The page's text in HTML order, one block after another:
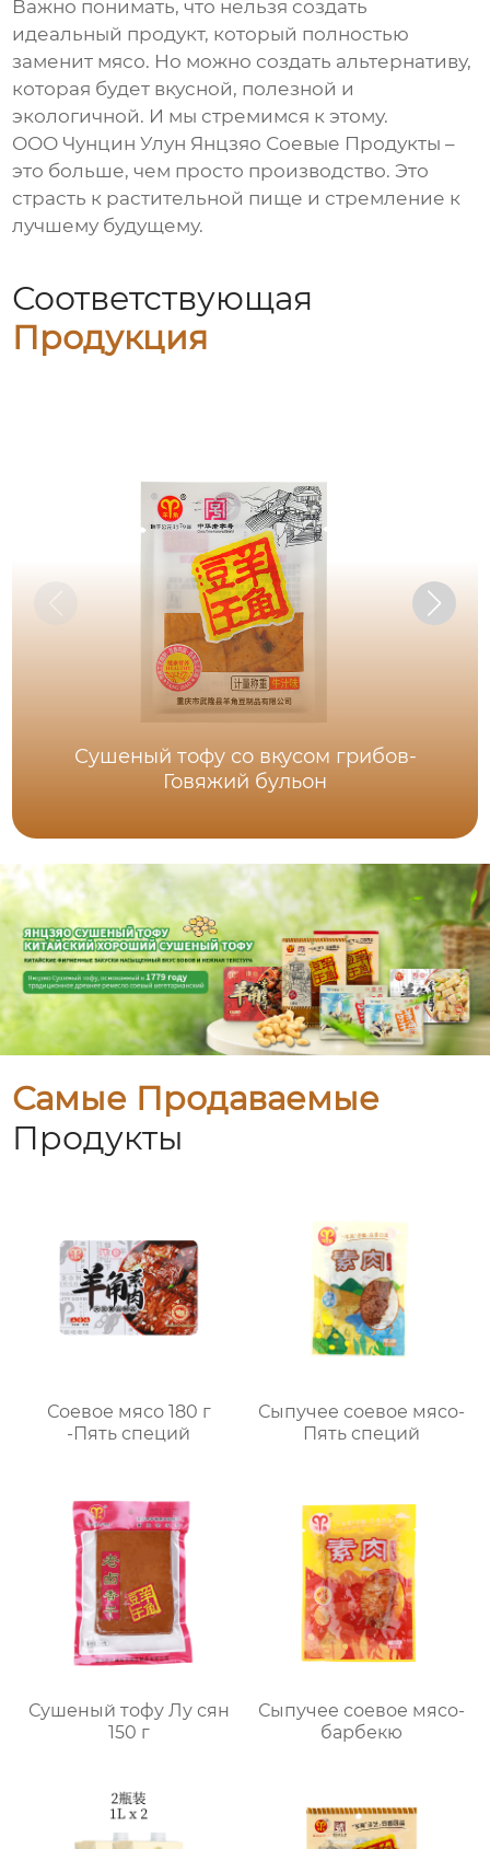
Важно понимать, что нельзя создать
идеальный продукт, который полностью
заменит мясо. Но можно создать альтернативу,
которая будет вкусной, полезной и
экологичной. И мы стремимся к этому.
ООО Чунцин Улун Янцзяо Соевые Продукты –
это больше, чем просто производство. Это
страсть к растительной пище и стремление к
лучшему будущему.
Соответствующая
Продукция
Сушеный тофу со вкусом грибов-
Говяжий бульон
Самые Продаваемые
Продукты
Соевое мясо 180 г
-Пять специй
Сыпучее соевое мясо-
Пять специй
Сушеный тофу Лу сян
150 г
Сыпучее соевое мясо-
барбекю